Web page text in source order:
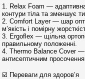
1. Relax Foam —
контури тіла та зменшує
2. Comfort Layer — шар
м’якість і помірну
3. Ergoflex — щільна
правильному положенні.
4. Thermo Balance Cover
антисептичним
☑️ Переваги для здоров’я